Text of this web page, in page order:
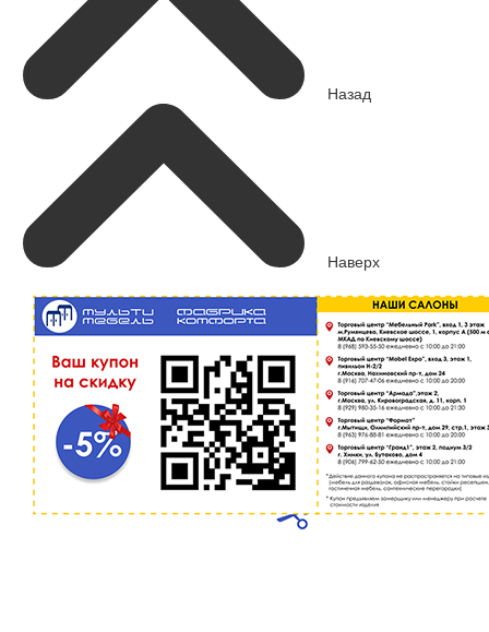
Назад
Наверх